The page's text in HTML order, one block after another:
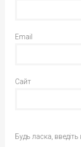
Email
Сайт
Будь ласка,